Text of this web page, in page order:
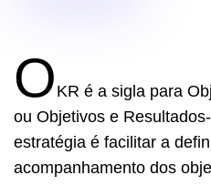
O KR é a sigla para
ou Objetivos e
estratégia é facilitar a
acompanhamento dos